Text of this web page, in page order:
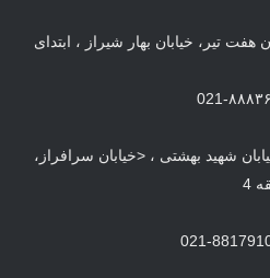
هفت تیر، خیابان بهار شیراز ، ابتدای
شهید بهشتی ، <خیابان سرافراز،